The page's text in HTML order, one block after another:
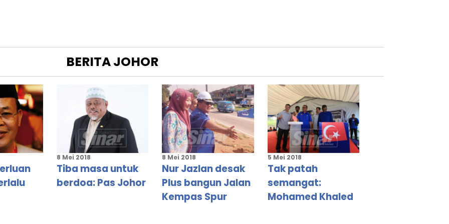
BERITAJOHOR
8 Mei 2018
Tiba masa untuk
berdoa: Pas Johor
8 Mei 2018
Nur Jazlan desak
Plus bangun Jalan
Kempas Spur
5 Mei 2018
Tak patah
semangat:
Mohamed Khaled